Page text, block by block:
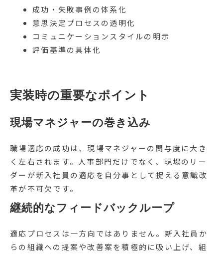
成功・失敗事例の体系化
意思決定プロセスの透明化
コミュニケーションスタイルの明示
評価基準の具体化
実装時の重要なポイント
現場マネジャーの巻き込み
職場適応の成功は、現場マネジャーの関与度に大き
く左右されます。人事部門だけでなく、現場のリー
ダーが新入社員の適応を自分事として捉える意識改
革が不可欠です。
継続的なフィードバックループ
適応プロセスは一方向ではありません。新入社員か
らの組織への提案や改善案を積極的に吸い上げ、組